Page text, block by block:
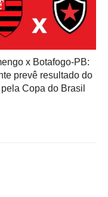
x Botafogo-PB:
prevê resultado do
Copa do Brasil